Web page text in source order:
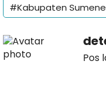
#Kabupaten
Pos